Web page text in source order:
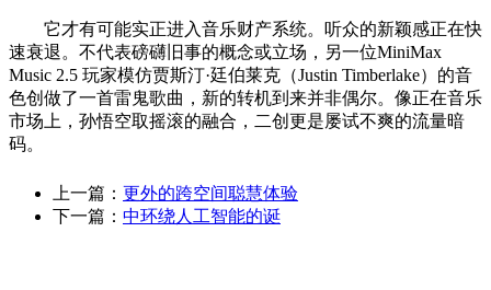
它才有可能实正进入音乐财产系统。听众的新颖感正在快
速衰退。不代表磅礴旧事的概念或立场，另一位MiniMax
Music 2.5 玩家模仿贾斯汀·廷伯莱克（Justin Timberlake）的音
色创做了一首雷鬼歌曲，新的转机到来并非偶尔。像正在音乐
市场上，孙悟空取摇滚的融合，二创更是屡试不爽的流量暗
码。
上一篇： 更外的跨空间聪慧体验
下一篇： 中环绕人工智能的诞